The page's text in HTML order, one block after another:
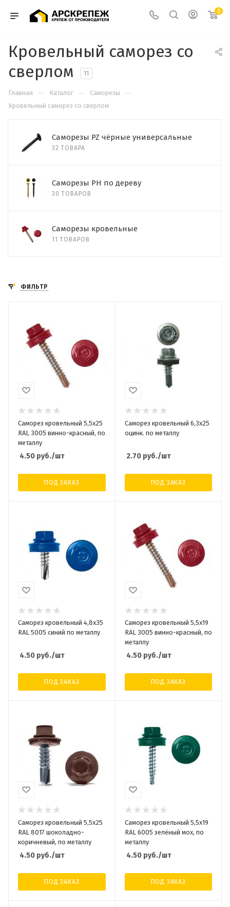
0
Кровельный саморез со
сверлом
11
Главная — Каталог — Саморезы —
Кровельный саморез со сверлом
Cаморезы PZ чёрные универсальные
32 ТОВАРА
Саморезы PH по дереву
30 ТОВАРОВ
Саморезы кровельные
11 ТОВАРОВ
ФИЛЬТР
Саморез кровельный 5,5x25
RAL 3005 винно-красный, по
металлу
4.50 руб./шт
ПОД ЗАКАЗ
Саморез кровельный 6,3x25
оцинк. по металлу
2.70руб./шт
ПОД ЗАКАЗ
Саморез кровельный 4,8x35
RAL 5005 синий по металлу
4.50 руб./шт
ПОД ЗАКАЗ
Саморез кровельный 5,5x19
RAL 3005 винно-красный, по
металлу
4.50руб./шт
ПОД ЗАКАЗ
Саморез кровельный 5,5x25
RAL 8017 шоколадно-
коричневый, по металлу
4.50 руб./шт
ПОД ЗАКАЗ
Саморез кровельный 5,5x19
RAL 6005 зелёный мох, по
металлу
4.50руб./шт
ПОД ЗАКАЗ